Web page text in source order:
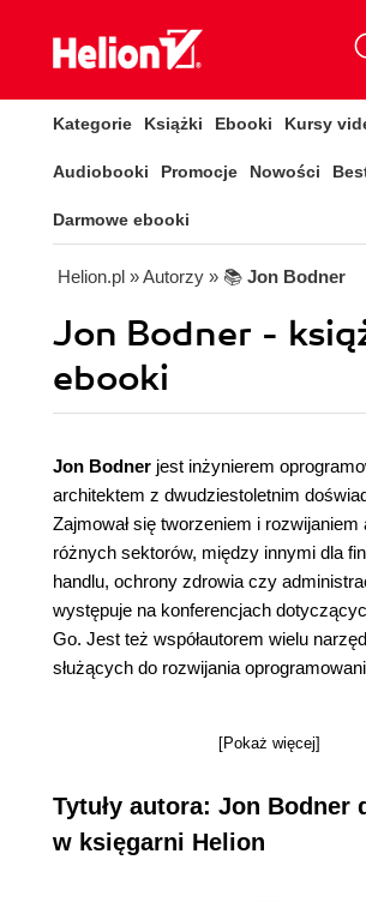
Kategorie Książki Ebooki Kursy
Audiobooki Promocje Nowości
Darmowe ebooki
Helion.pl » Autorzy » 📚 Jon Bodner
Jon Bodner -
ebooki
Jon Bodner jest inżynierem
architektem z dwudziestoletnim
Zajmował się tworzeniem i rozwijaniem
różnych sektorów, między innymi dla
handlu, ochrony zdrowia czy
występuje na konferencjach
Go. Jest też współautorem wielu
służących do rozwijania
[Pokaż więcej]
Tytuły autora: Jon Bodner
w księgarni Helion